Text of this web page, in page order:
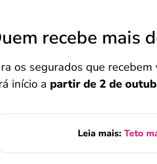
recebe mais
os segurados que
início a partir de 2 de
Leia mais:Teto